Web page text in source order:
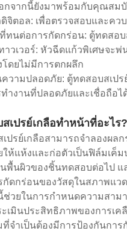
กจากนี้ยังมาพร้อมกับคุณสมบั
ดิจิตอล: เพื่อตรวจสอบและค
ที่ทนต่อการกัดกร่อน: ตู้ทดสอ
าวเวอร์: หัวฉีดแก้วพิเศษจะ
โดยไม่มีการตกผลึก
ความปลอดภัย: ตู้ทดสอบสเ
ำงานที่ปลอดภัยและเชื่อถือไ
เปรย์เกลือทำหน้าที่อะไร?
ปรย์เกลือสามารถจำลองผ
ให้แห้งและก่อตัวเป็นฟิล์มเค็
พื้นผิวของชิ้นทดสอบต่อไป แ
ดกร่อนของวัสดุในสภาพแว
ช่วยในการกำหนดความสาม
เมินประสิทธิภาพของการเ
จำเป็นต้องมีการป้องกันการ